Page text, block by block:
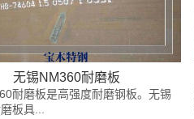
无锡NM360耐磨板
耐磨板是高强度耐磨钢板。无锡
板具...